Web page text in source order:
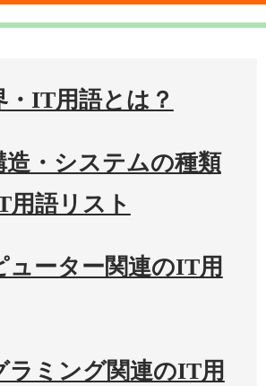
・IT用語とは？
造・システムの種類
用語リスト
ューター関連のIT用
ラミング関連のIT用